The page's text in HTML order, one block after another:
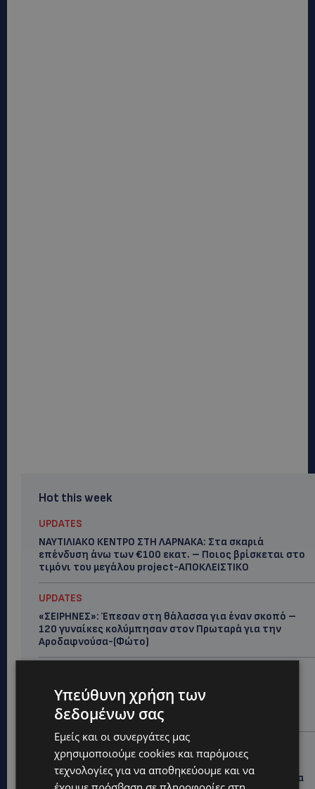
Hot this week
UPDATES
ΝΑΥΤΙΛΙΑΚΟ ΚΕΝΤΡΟ ΣΤΗ ΛΑΡΝΑΚΑ: Στα σκαριά
επένδυση άνω των €100 εκατ. – Ποιος βρίσκεται στο
τιμόνι του μεγάλου project-ΑΠΟΚΛΕΙΣΤΙΚΟ
UPDATES
«ΣΕΙΡΗΝΕΣ»: Έπεσαν στη θάλασσα για έναν σκοπό –
120 γυναίκες κολύμπησαν στον Πρωταρά για την
Αροδαφνούσα-(Φώτο)
ΑΛΕΞΙΑ ΠΟΤΑΜΙΤΟΥ: Από την προσωπική απώλεια
στην κοινωνική προσφορά – Αναλαμβάνει το
χαρτοφυλάκιο Κοινωνικής Πρόνοιας στον ΔΗΣΥ
UPDATES
44ο ΦΕΣΤΙΒΑΛ ΛΕΥΚΑΡΩΝ: «Ο άνθρωπος είναι ο
πολιτισμός» – Η ξεχωριστή τιμή που επιφύλαξαν τα
Υπεύθυνη χρήση των
δεδομένων σας
Εμείς και οι συνεργάτες μας
χρησιμοποιούμε cookies και παρόμοιες
τεχνολογίες για να αποθηκεύουμε και να